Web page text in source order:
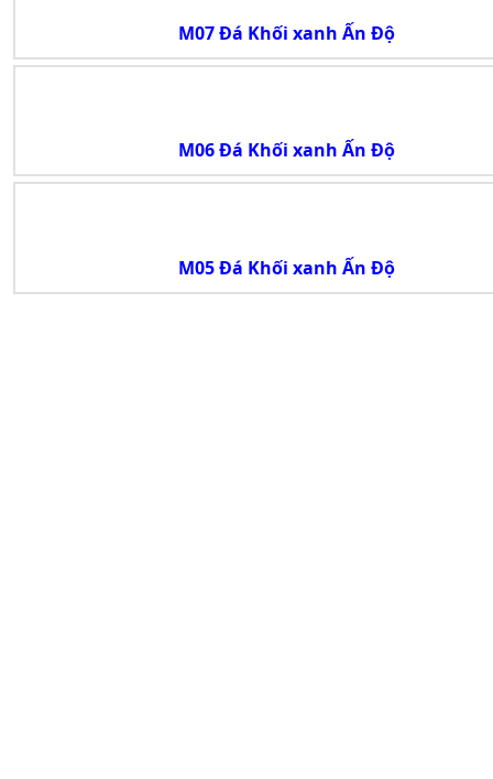
M07 Đá Khối xanh Ấn Độ
M06 Đá Khối xanh Ấn Độ
M05 Đá Khối xanh Ấn Độ